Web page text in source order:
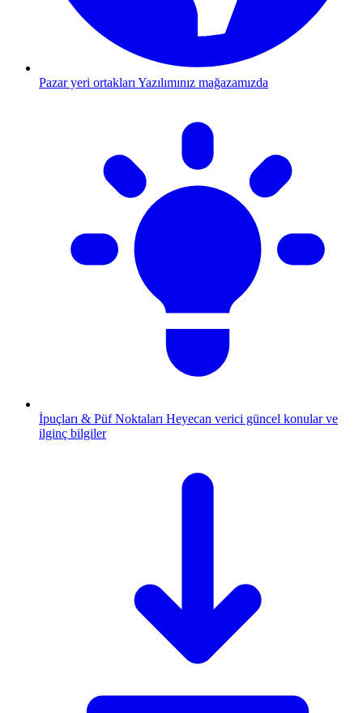
Pazar yeri ortakları Yazılımınız mağazamızda
İpuçları & Püf Noktaları Heyecan verici güncel konular ve
ilginç bilgiler